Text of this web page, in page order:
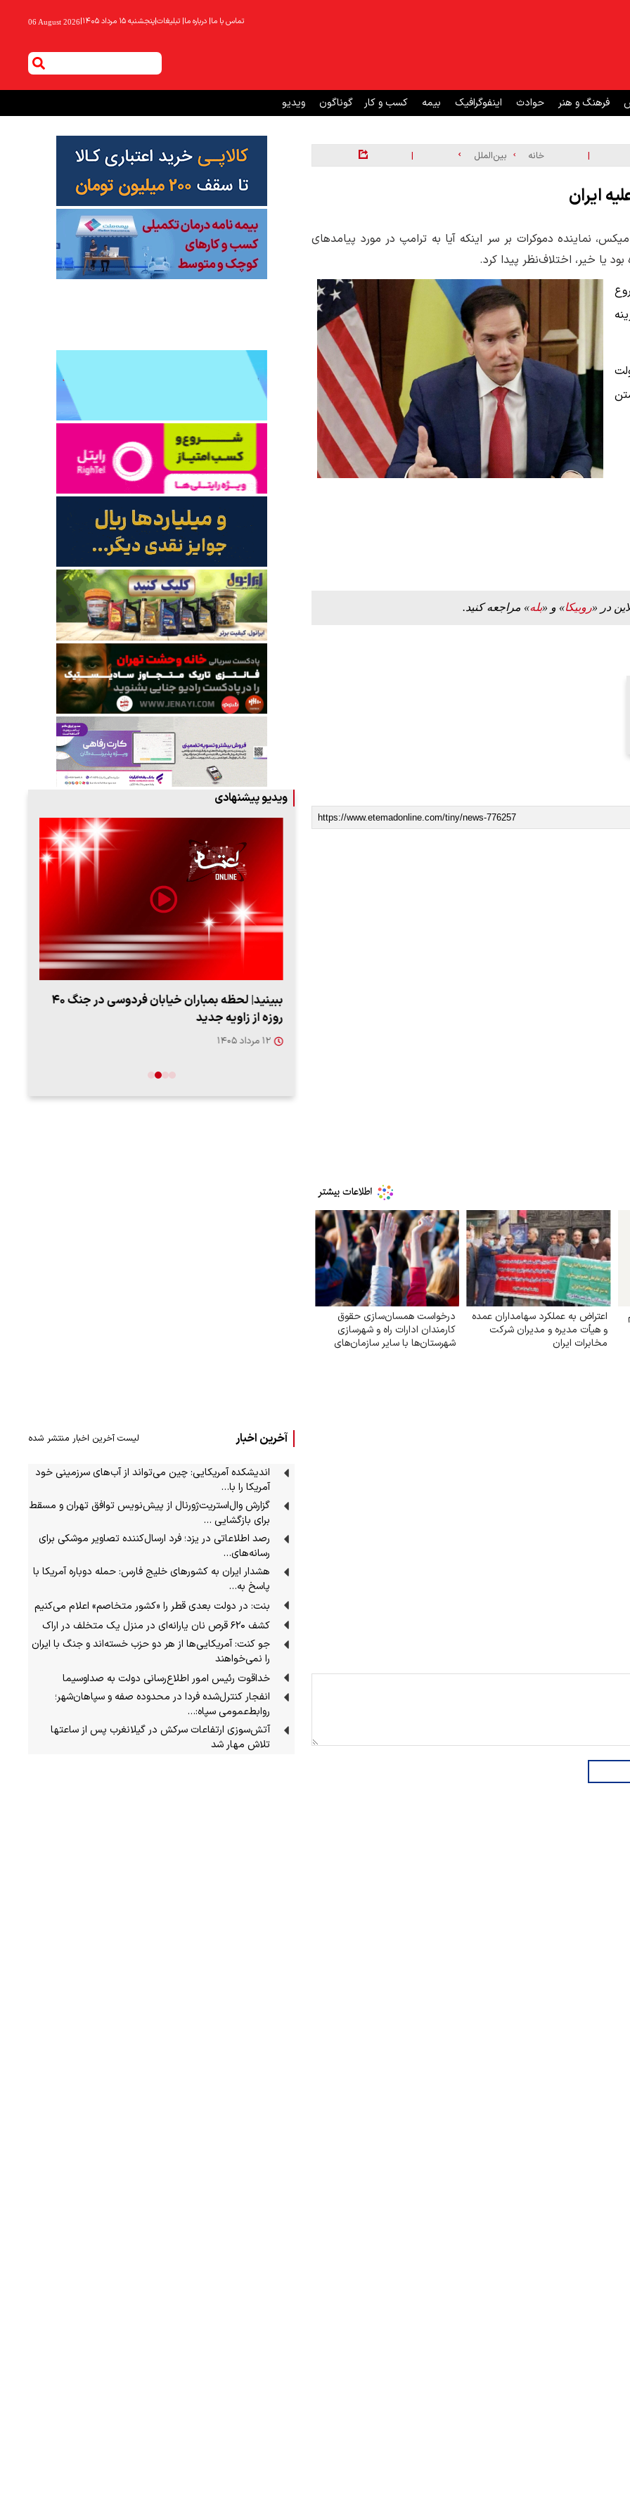
تماس با ما| درباره ما| تبلیغات|پنجشنبه ۱۵ مرداد ۱۴۰۵ |
06 August 2026
فرهنگ و هنر حوادث اینفوگرافیک بیمه کسب و کار گوناگون ویدیو
| خانه بین‌الملل |
ایران
نماینده دموکرات بر سر اینکه آیا به ترامپ در مورد پیامد‌های
یا خیر، اختلاف‌نظر پیدا کرد.
در «روبیکا» و «بله» مراجعه کنید.
اعتراض به عملکرد سهامداران عمده
و هیأت مدیره و مدیران شرکت
مخابرات ایران
درخواست همسان‌سازی حقوق
کارمندان ادارات راه و شهرسازی
شهرستان‌ها با سایر سازمان‌های
ویدیو پیشنهادی
ببینید| لحظه بمباران خیابان فردوسی در جنگ ۴۰
روزه از زاویه جدید
۱۲ مرداد ۱۴۰۵
آخرین اخبار لیست آخرین اخبار منتشر شده
اندیشکده آمریکایی: چین می‌تواند از آب‌های سرزمینی خود
آمریکا را با…
گزارش وال‌استریت‌ژورنال از پیش‌نویس توافق تهران و مسقط
برای بازگشایی …
رصد اطلاعاتی در یزد؛ فرد ارسال‌کننده تصاویر موشکی برای
رسانه‌های…
هشدار ایران به کشورهای خلیج فارس: حمله دوباره آمریکا با
پاسخ به…
بنت: در دولت بعدی قطر را «کشور متخاصم» اعلام می‌کنیم
کشف ۶۲۰ قرص نان یارانه‌ای در منزل یک متخلف در اراک
جو کنت: آمریکایی‌ها از هر دو حزب خسته‌اند و جنگ با ایران
را نمی‌خواهند
خداقوت رئیس امور اطلاع‌رسانی دولت به صداوسیما
انفجار کنترل‌شده فردا در محدوده صفه و سپاهان‌شهر؛
روابط‌عمومی سپاه:…
آتش‌سوزی ارتفاعات سرکش در گیلانغرب پس از ساعتها
تلاش مهار شد